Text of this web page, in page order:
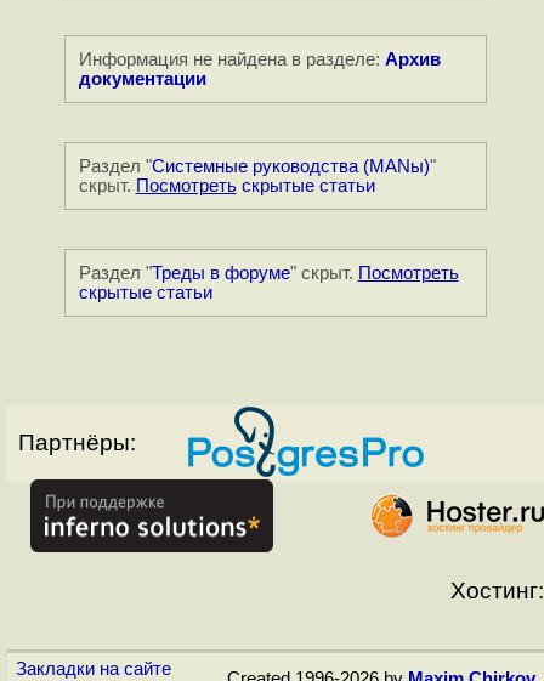
Информация не найдена в разделе: Архив
документации
Раздел "Системные руководства (MANы)"
скрыт. Посмотретьскрытые статьи
Раздел "Треды в форуме" скрыт. Посмотреть
скрытые статьи
Партнёры:
Хостинг:
Закладки на сайте